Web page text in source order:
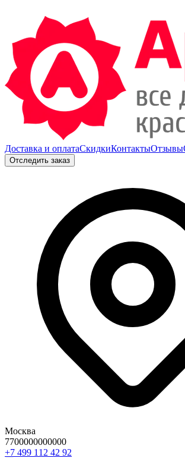
Доставка и оплатаСкидкиКонтактыОтзывы
Отследить заказ
Москва
7700000000000
29 24 211 994 7+